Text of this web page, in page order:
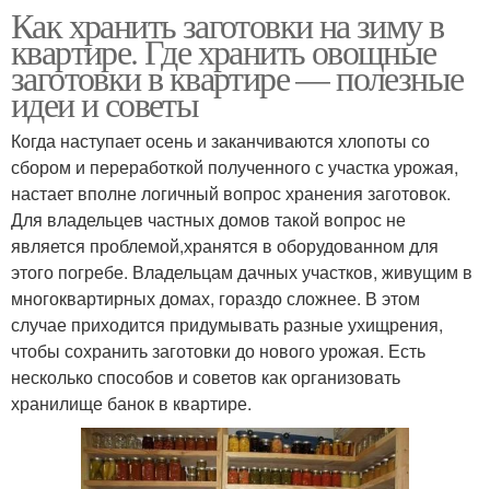
Как хранить заготовки на зиму в
квартире. Где хранить овощные
заготовки в квартире — полезные
идеи и советы
Когда наступает осень и заканчиваются хлопоты со
сбором и переработкой полученного с участка урожая,
настает вполне логичный вопрос хранения заготовок.
Для владельцев частных домов такой вопрос не
является проблемой,хранятся в оборудованном для
этого погребе. Владельцам дачных участков, живущим в
многоквартирных домах, гораздо сложнее. В этом
случае приходится придумывать разные ухищрения,
чтобы сохранить заготовки до нового урожая. Есть
несколько способов и советов как организовать
хранилище банок в квартире.